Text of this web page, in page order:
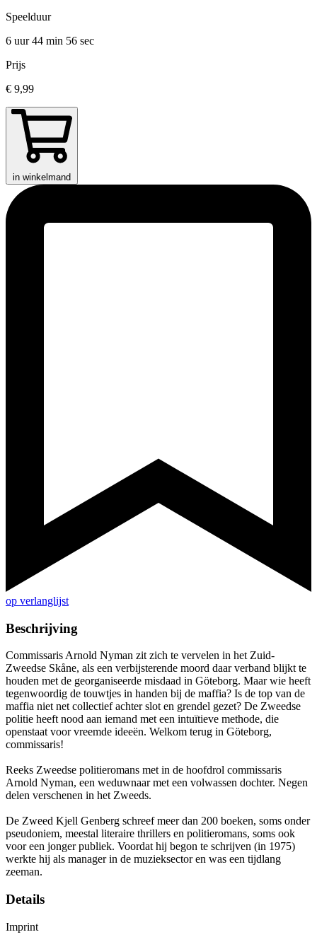
Speelduur
6 uur 44 min 56 sec
Prijs
€ 9,99
in winkelmand
op verlanglijst
Beschrijving
Commissaris Arnold Nyman zit zich te vervelen in het Zuid-
Zweedse Skåne, als een verbijsterende moord daar verband blijkt te
houden met de georganiseerde misdaad in Göteborg. Maar wie heeft
tegenwoordig de touwtjes in handen bij de maffia? Is de top van de
maffia niet net collectief achter slot en grendel gezet? De Zweedse
politie heeft nood aan iemand met een intuïtieve methode, die
openstaat voor vreemde ideeën. Welkom terug in Göteborg,
commissaris!
Reeks Zweedse politieromans met in de hoofdrol commissaris
Arnold Nyman, een weduwnaar met een volwassen dochter. Negen
delen verschenen in het Zweeds.
De Zweed Kjell Genberg schreef meer dan 200 boeken, soms onder
pseudoniem, meestal literaire thrillers en politieromans, soms ook
voor een jonger publiek. Voordat hij begon te schrijven (in 1975)
werkte hij als manager in de muzieksector en was een tijdlang
zeeman.
Details
Imprint